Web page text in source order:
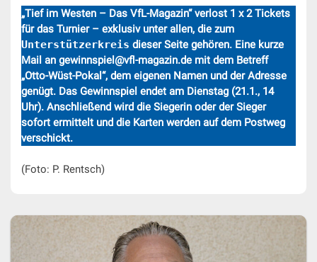
„Tief im Westen – Das VfL-Magazin“ verlost 1 x 2 Tickets
für das Turnier – exklusiv unter allen, die zum
Unterstützerkreis dieser Seite gehören. Eine kurze
Mail an gewinnspiel@vfl-magazin.de mit dem Betreff
„Otto-Wüst-Pokal“, dem eigenen Namen und der Adresse
genügt. Das Gewinnspiel endet am Dienstag (21.1., 14
Uhr). Anschließend wird die Siegerin oder der Sieger
sofort ermittelt und die Karten werden auf dem Postweg
verschickt.
(Foto: P. Rentsch)